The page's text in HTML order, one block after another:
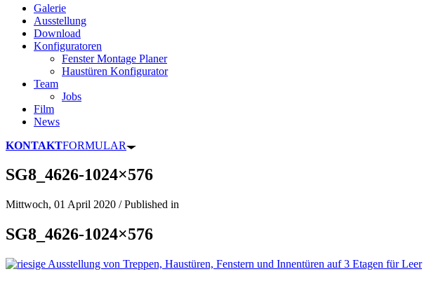
Galerie
Ausstellung
Download
Konfiguratoren
Fenster Montage Planer
Haustüren Konfigurator
Team
Jobs
Film
News
KONTAKTFORMULAR
SG8_4626-1024×576
Mittwoch, 01 April 2020 /Published in
SG8_4626-1024×576